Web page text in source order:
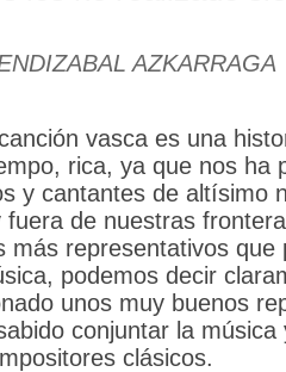
AZKARRAGA
vasca es una
rica, ya que nos ha
y cantantes de altísimo
fuera de nuestras
más representativos que
podemos decir
unos muy buenos
conjuntar la música
clásicos.